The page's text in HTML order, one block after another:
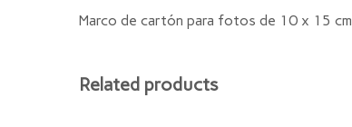
Marco de cartón para fotos de 10 x 15 cm
Related products